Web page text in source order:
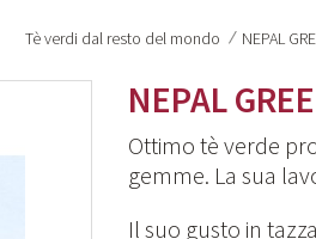
Tè verdi dal resto del mondo NEPAL
NEPAL
Ottimo tè verde
gemme. La sua
Il suo gusto in